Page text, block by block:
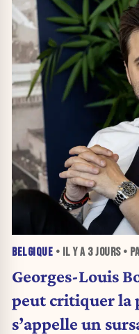
BELGIQUE • IL Y A 3 JOURS•
Georges-Louis
peut critiquer la
s’appelle un